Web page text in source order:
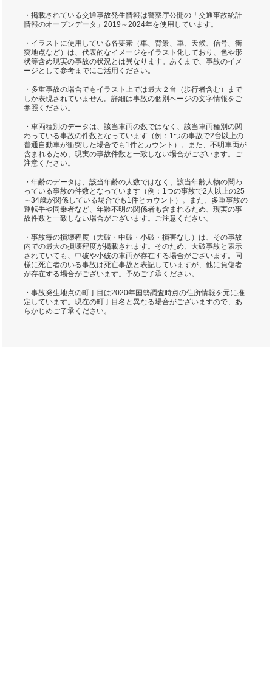
・掲載されている交通事故発生情報は警察庁公開の「交通事故統計
情報のオープンデータ」2019～2024年を使用しています。
・イラストに使用している各要素（車、背景、車、天候、信号、衝
突地点など）は、代表的なイメージをイラスト化しており、色や形
状等含め現実の事故の状況とは異なります。あくまで、事故のイメ
ージとして参考までにご活用ください。
・多重事故の場合でもイラスト上では最大２台（歩行者含む）まで
しか表現されていません。詳細は事故の個別ページの文字情報をご
参照ください。
・車両種別のデータは、該当車両の数ではなく、該当車両種別の関
わっている事故の件数となっています（例：1つの事故で2台以上の
普通自動車が衝突した場合でも1件とカウント）。また、不明車両が
含まれるため、現実の事故件数と一致しない場合がございます。ご
注意ください。
・年齢のデータは、該当年齢の人数ではなく、該当年齢人物の関わ
っている事故の件数となっています（例：1つの事故で2人以上の25
～34歳が関係している場合でも1件とカウント）。また、多重事故の
運転手や同乗者など、年齢不明の関係者も含まれるため、現実の事
故件数と一致しない場合がございます。ご注意ください。
・事故毎の損壊程度（大破・中破・小破・損害なし）は、その事故
内での最大の損壊程度が掲載されます。そのため、大破事故と表示
されていても、中破や小破の車両が存在する場合がございます。同
様に死亡者のいる事故は死亡事故と表記していますが、他に負傷者
が存在する場合がございます。予めご了承ください。
・事故発生地点の町丁目は2020年国勢調査時点の住所情報を元に推
定しています。現在の町丁目名と異なる場合がございますので、あ
らかじめご了承ください。